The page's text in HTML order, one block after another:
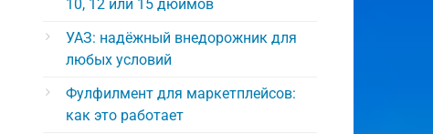
10, 12 или 15 дюймов
УАЗ: надёжный внедорожник для
любых условий
Фулфилмент для маркетплейсов:
как это работает